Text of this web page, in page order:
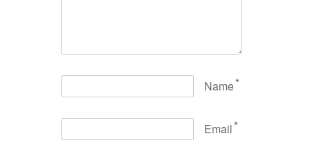
Name*
Email*